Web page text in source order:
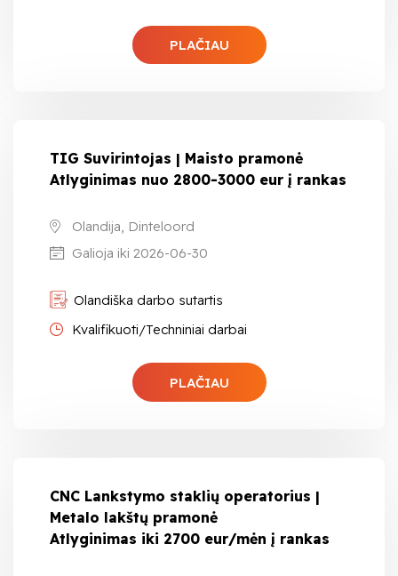
PLAČIAU
TIG Suvirintojas | Maisto pramonė
Atlyginimas nuo 2800-3000 eur į rankas
Olandija, Dinteloord
Galioja iki 2026-06-30
Olandiška darbo sutartis
Kvalifikuoti/Techniniai darbai
PLAČIAU
CNC Lankstymo staklių operatorius |
Metalo lakštų pramonė
Atlyginimas iki 2700 eur/mėn į rankas